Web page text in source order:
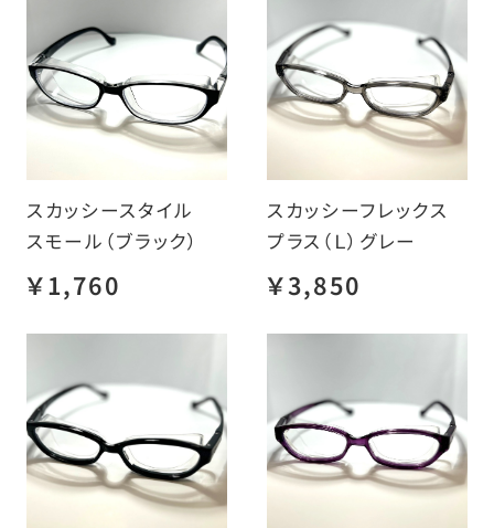
スカッシースタイル
スモール（ブラック）
￥1,760
スカッシーフレックス
プラス（Ｌ）グレー
￥3,850